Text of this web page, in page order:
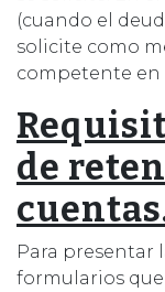
(cuando el
solicite como
competente en
de
Para presentar
formularios